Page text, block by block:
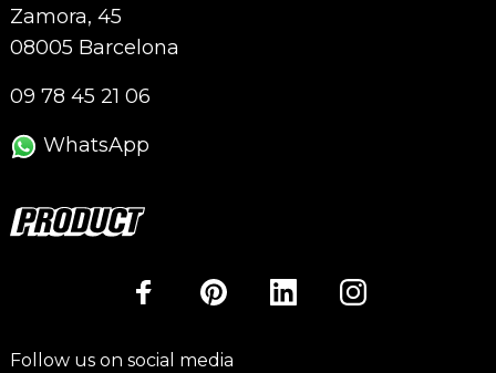
Zamora, 45
08005 Barcelona
09 78 45 21 06
WhatsApp
Follow us on social media